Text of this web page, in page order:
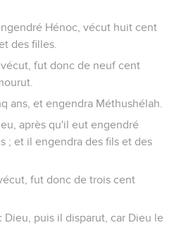
Hénoc, vécut huit cent
des filles.
fut donc de neuf cent
ans, et engendra Méthushélah.
après qu'il eut engendré
; et il engendra des fils et des
fut donc de trois cent
Dieu, puis il disparut, car Dieu le